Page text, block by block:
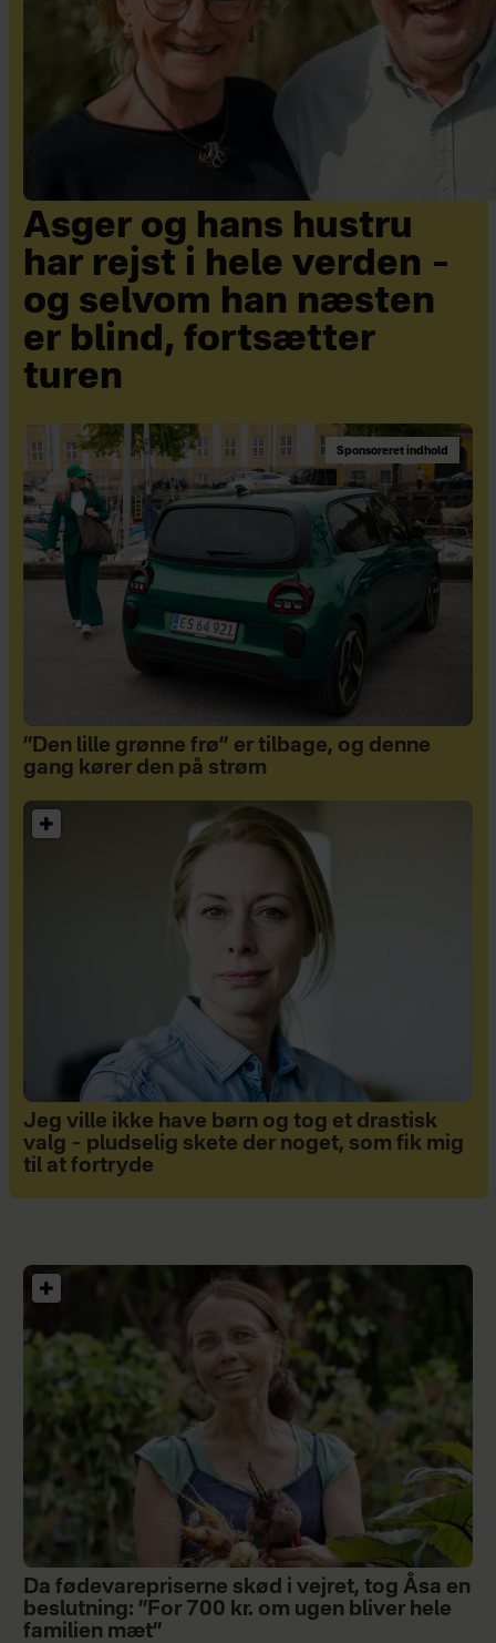
Asger og hans hustru
har rejst i hele verden –
og selvom han næsten
er blind, fortsætter
turen
Sponsoreret indhold
”Den lille grønne frø” er tilbage, og denne
gang kører den på strøm
Jeg ville ikke have børn og tog et drastisk
valg – pludselig skete der noget, som fik mig
til at fortryde
Da fødevarepriserne skød i vejret, tog Åsa en
beslutning: ”For 700 kr. om ugen bliver hele
familien mæt”